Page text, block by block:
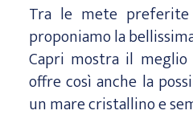
Tra le mete
proponiamo la
Capri mostra il
offre così anche la
un mare cristallino e